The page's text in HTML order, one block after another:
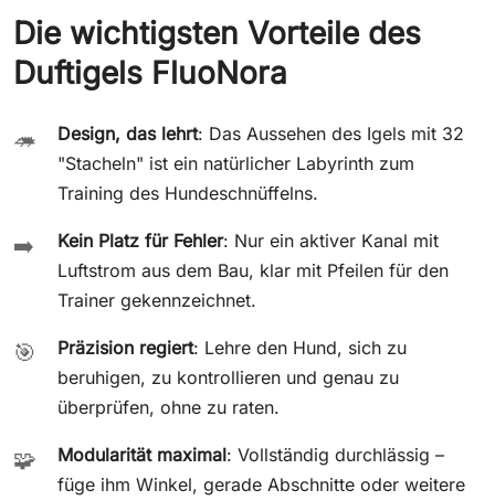
Die wichtigsten Vorteile des
Duftigels FluoNora
🦔 Design, das lehrt: Das Aussehen des Igels mit 32
"Stacheln" ist ein natürlicher Labyrinth zum
Training des Hundeschnüffelns.
➡️ Kein Platz für Fehler: Nur ein aktiver Kanal mit
Luftstrom aus dem Bau, klar mit Pfeilen für den
Trainer gekennzeichnet.
🎯 Präzision regiert: Lehre den Hund, sich zu
beruhigen, zu kontrollieren und genau zu
überprüfen, ohne zu raten.
🧩 Modularität maximal: Vollständig durchlässig –
füge ihm Winkel, gerade Abschnitte oder weitere